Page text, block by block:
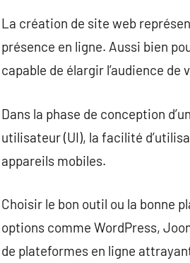
La création de site web
présence en ligne. Aussi bien
capable de élargir l’audience
Dans la phase de conception
utilisateur (UI), la facilité
appareils mobiles.
Choisir le bon outil ou la bonne
options comme WordPress,
de plateformes en ligne